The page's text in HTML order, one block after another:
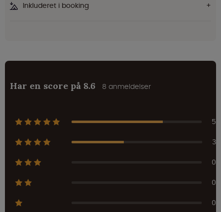
Inkluderet i booking
Har en score på 8.6 8 anmeldelser
5
3
0
0
0